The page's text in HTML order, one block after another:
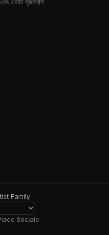
একটি সৃজনশীল
Family
Sociale